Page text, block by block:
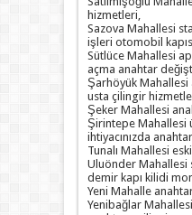
hizmetleri,
Sazova Mahallesi
işleri otomobil
Sütlüce Mahallesi
açma anahtar
Şarhöyük
usta çilingir
Şeker Mahallesi
Şirintepe Mahallesi
ihtiyacınızda
Tunalı Mahallesi
Uluönder Mahallesi
demir kapı kilidi
Yeni Mahalle
Yenibağlar